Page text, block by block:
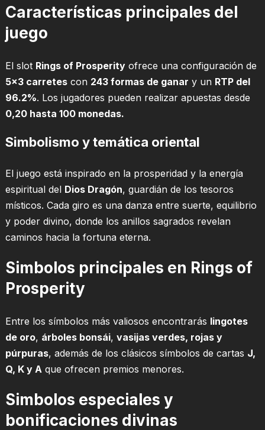
Características principales del
juego
El slot Rings of Prosperityofrece una configuración de
5×3 carretescon 243 formas de ganar y un RTP del
96.2%. Los jugadores pueden realizar apuestas desde
0,20 hasta 100 monedas.
Simbolismo y temática oriental
El juego está inspirado en la prosperidad y la energía
espiritual del Dios Dragón, guardián de los tesoros
místicos. Cada giro es una danza entre suerte, equilibrio
y poder divino, donde los anillos sagrados revelan
caminos hacia la fortuna eterna.
Simbolos principales en Rings of
Prosperity
Entre los símbolos más valiosos encontrarás lingotes
de oro, árboles bonsái, vasijas verdes, rojas y
púrpuras, además de los clásicos símbolos de cartas J,
Q, K y A que ofrecen premios menores.
Simbolos especiales y
bonificaciones divinas